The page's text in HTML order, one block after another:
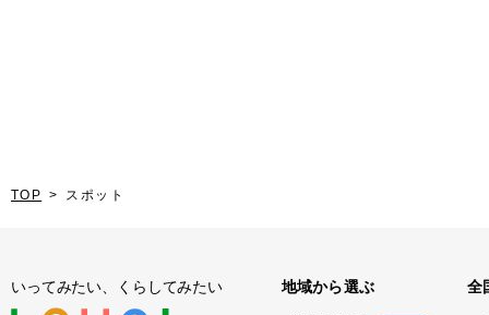
TOP スポット
いってみたい、くらしてみたい 地域から選ぶ 全